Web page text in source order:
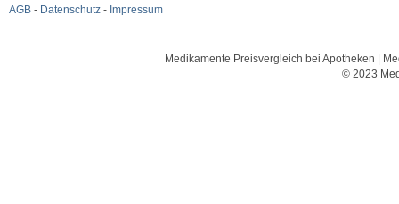
AGB - Datenschutz - Impressum
Medikamente Preisvergleich bei Apotheken |
© 2023